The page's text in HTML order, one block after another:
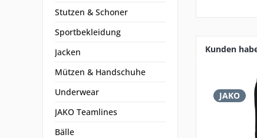
Stutzen & Schoner
Sportbekleidung
Jacken
Mützen & Handschuhe
Underwear
JAKO Teamlines
Bälle
Kunden
JAKO